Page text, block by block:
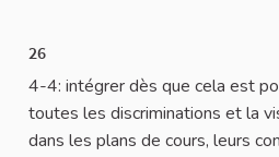
26
4-4: intégrer dès que cela est
toutes les discriminations et la
dans les plans de cours, leurs